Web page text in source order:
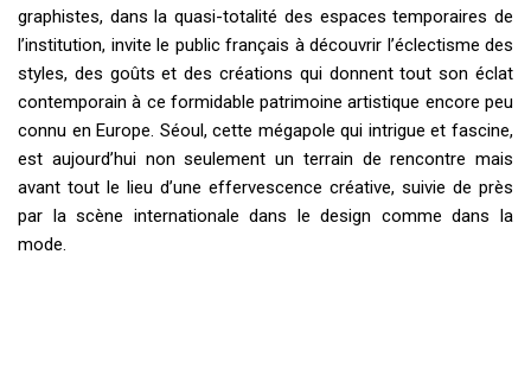
graphistes, dans la quasi-totalité des espaces temporaires de
l’institution, invite le public français à découvrir l’éclectisme des
styles, des goûts et des créations qui donnent tout son éclat
contemporain à ce formidable patrimoine artistique encore peu
connu en Europe. Séoul, cette mégapole qui intrigue et fascine,
est aujourd’hui non seulement un terrain de rencontre mais
avant tout le lieu d’une effervescence créative, suivie de près
par la scène internationale dans le design comme dans la
mode.